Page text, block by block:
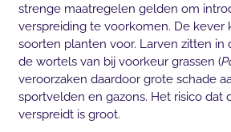
strenge maatregelen gelden om
verspreiding te voorkomen. De kever
soorten planten voor. Larven zitten in
de wortels van bij voorkeur grassen (
veroorzaken daardoor grote schade
sportvelden en gazons. Het risico dat
verspreidt is groot.